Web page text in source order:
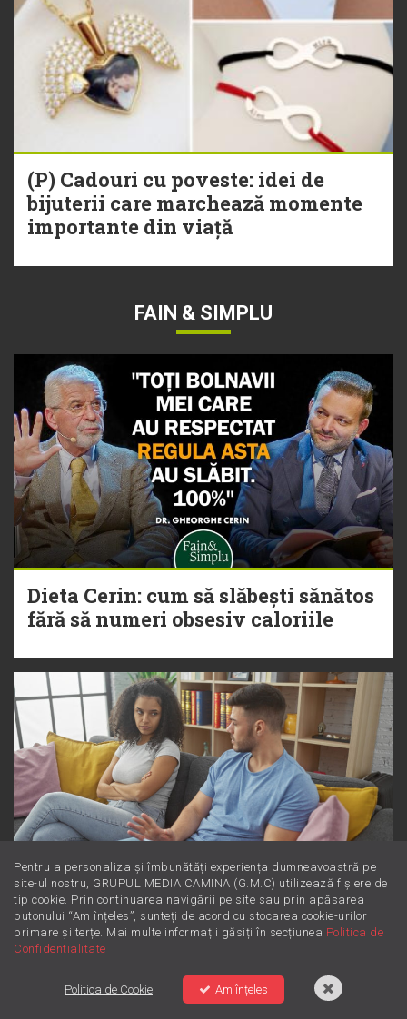
(P) Cadouri cu poveste: idei de
bijuterii care marchează momente
importante din viață
FAIN & SIMPLU
Dieta Cerin: cum să slăbești sănătos
fără să numeri obsesiv caloriile
Dincolo de supărare: Este furie sau
iritare? Învață să le diferențiezi
Pentru a personaliza și îmbunătăți experiența dumneavoastră pe
site-ul nostru, GRUPUL MEDIA CAMINA (G.M.C) utilizează fișiere de
tip cookie. Prin continuarea navigării pe site sau prin apăsarea
butonului “Am înțeles”, sunteți de acord cu stocarea cookie-urilor
primare și terțe. Mai multe informații găsiți în secțiunea Politica de
Confidentialitate
Politica de Cookie Am înțeles